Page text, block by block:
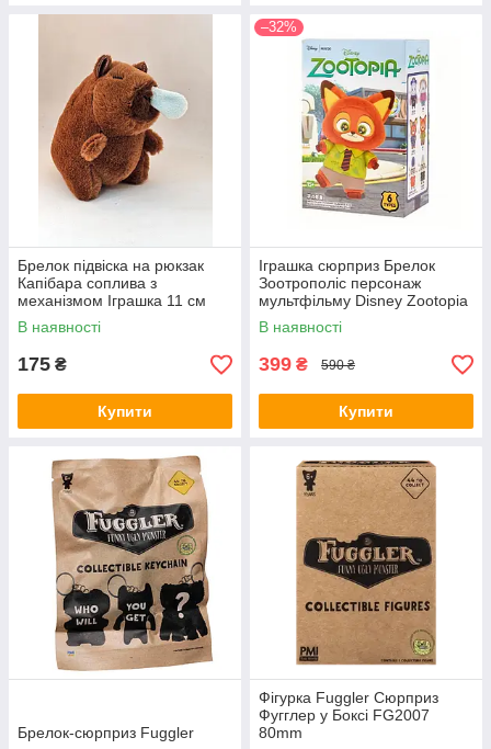
Брелок підвіска на рюкзак
Капібара соплива з
механізмом Іграшка 11 см
Коричневий
В наявності
175 ₴
Купити
–32%
Іграшка сюрприз Брелок
Зоотрополіс персонаж
мультфільму Disney Zootopia
в коробочці 15 см (рандомна
іграшка)
В наявності
399 ₴ 590 ₴
Купити
Брелок-сюрприз Fuggler
Фігурка Fuggler Сюрприз
Фугглер у Боксі FG2007
80mm